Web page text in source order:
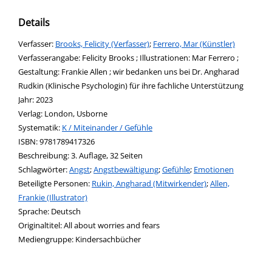
Details
Verfasser: Suche nach diesem Verfasser
Brooks, Felicity (Verfasser); Ferrero, Mar (Künstler)
Verfasserangabe: Felicity Brooks ; Illustrationen: Mar Ferrero ;
Gestaltung: Frankie Allen ; wir bedanken uns bei Dr. Angharad
Rudkin (Klinische Psychologin) für ihre fachliche Unterstützung
Jahr:2023
Verlag: London, Usborne
opens in new tab
Diesen Link in neuem Tab öffnen
Systematik: Suche nach dieser Systematik
K / Miteinander / Gefühle
Suche nach diesem Interessenskreis
ISBN:9781789417326
Beschreibung:3. Auflage, 32 Seiten
Schlagwörter:Angst;Angstbewältigung;Gefühle; Emotionen
Beteiligte Personen: Suche nach dieser Beteiligten Person
Rukin, Angharad (Mitwirkender);Allen,
Frankie (Illustrator)
Sprache: Deutsch
Originaltitel:All about worries and fears
Mediengruppe: Kindersachbücher